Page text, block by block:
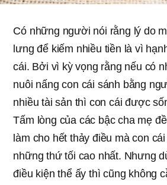
Có những người nói rằng lý do
lưng để kiếm nhiều tiền là vì
cái. Bởi vì kỳ vọng rằng nếu có
nuôi nấng con cái sánh bằng
nhiều tài sản thì con cái được
Tấm lòng của các bậc cha mẹ
làm cho hết thảy điều mà con
những thứ tối cao nhất. Nhưng
điều kiện thể ấy thì cũng không